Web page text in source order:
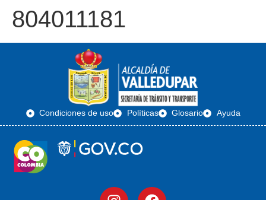
804011181
Condiciones de uso Políticas Glosario Ayuda